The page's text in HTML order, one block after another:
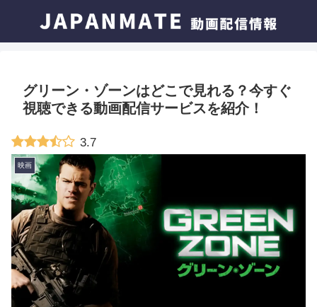
グリーン・ゾーンはどこで見れる？今すぐ
視聴できる動画配信サービスを紹介！
3.7
映画